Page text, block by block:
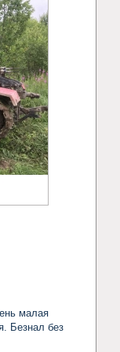
малая
Безнал без